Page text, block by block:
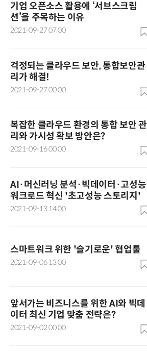
기업 오픈소스 활용에 ‘서브스크립
션’을 주목하는 이유
2021-09-27 07:00
걱정되는 클라우드 보안, 통합보안관
리가 해결!
2021-09-27 00:00
복잡한 클라우드 환경의 통합 보안 관
리와 가시성 확보 방안은?
2021-09-16 00:00
AI·머신러닝 분석·빅데이터·고성능
워크로드 혁신 '초고성능 스토리지'
2021-09-13 14:00
스마트워크 위한 '슬기로운' 협업툴
2021-09-06 13:00
앞서가는 비즈니스를 위한 AI와 빅데
이터 최신 기업 맞춤 전략은?
2021-09-02 00:00